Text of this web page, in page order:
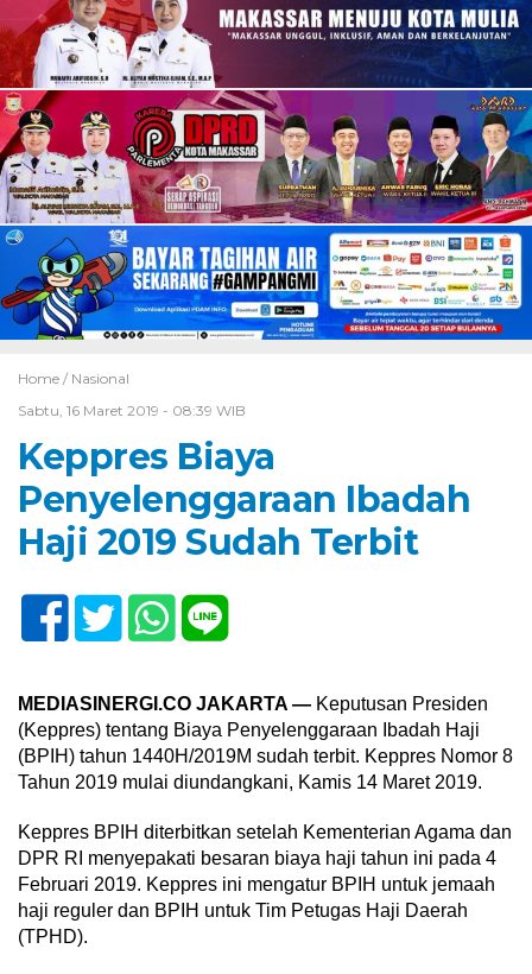
Home / Nasional
Sabtu, 16 Maret 2019 - 08:39 WIB
Keppres Biaya
Penyelenggaraan Ibadah
Haji 2019 Sudah Terbit
MEDIASINERGI.CO JAKARTA — Keputusan Presiden
(Keppres) tentang Biaya Penyelenggaraan Ibadah Haji
(BPIH) tahun 1440H/2019M sudah terbit. Keppres Nomor 8
Tahun 2019 mulai diundangkani, Kamis 14 Maret 2019.
Keppres BPIH diterbitkan setelah Kementerian Agama dan
DPR RI menyepakati besaran biaya haji tahun ini pada 4
Februari 2019. Keppres ini mengatur BPIH untuk jemaah
haji reguler dan BPIH untuk Tim Petugas Haji Daerah
(TPHD).